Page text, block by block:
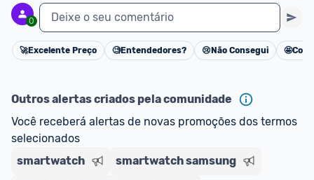
0 Deixe o seu comentário
Cancelar
🚀Excelente Preço 🧐Entendedores? 😢 Não Consegui 🤩
Outros alertas criados pela comunidade
Você receberá alertas de novas promoções dos termos
selecionados
smartwatch
smartwatch samsung